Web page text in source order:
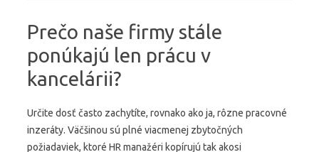
Prečo naše firmy stále
ponúkajú len prácu v
kancelárii?
Určite dosť často zachytíte, rovnako ako ja, rôzne pracovné
inzeráty. Väčšinou sú plné viacmenej zbytočných
požiadaviek, ktoré HR manažéri kopírujú tak akosi